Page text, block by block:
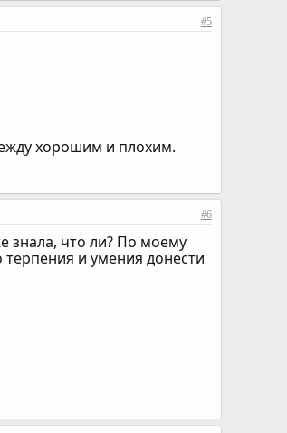
#5
хорошим и плохим.
#6
знала, что ли? По моему
и умения донести